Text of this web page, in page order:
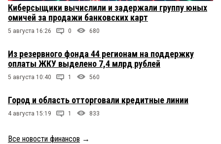
Киберсыщики вычислили и задержали группу юных
омичей за продажи банковских карт
5 августа 16:26 0 680
Из резервного фонда 44 регионам на поддержку
оплаты ЖКУ выделено 7,4 млрд рублей
5 августа 10:40 1 560
Город и область отторговали кредитные линии
4 августа 15:19 1 833
Все новости финансов →